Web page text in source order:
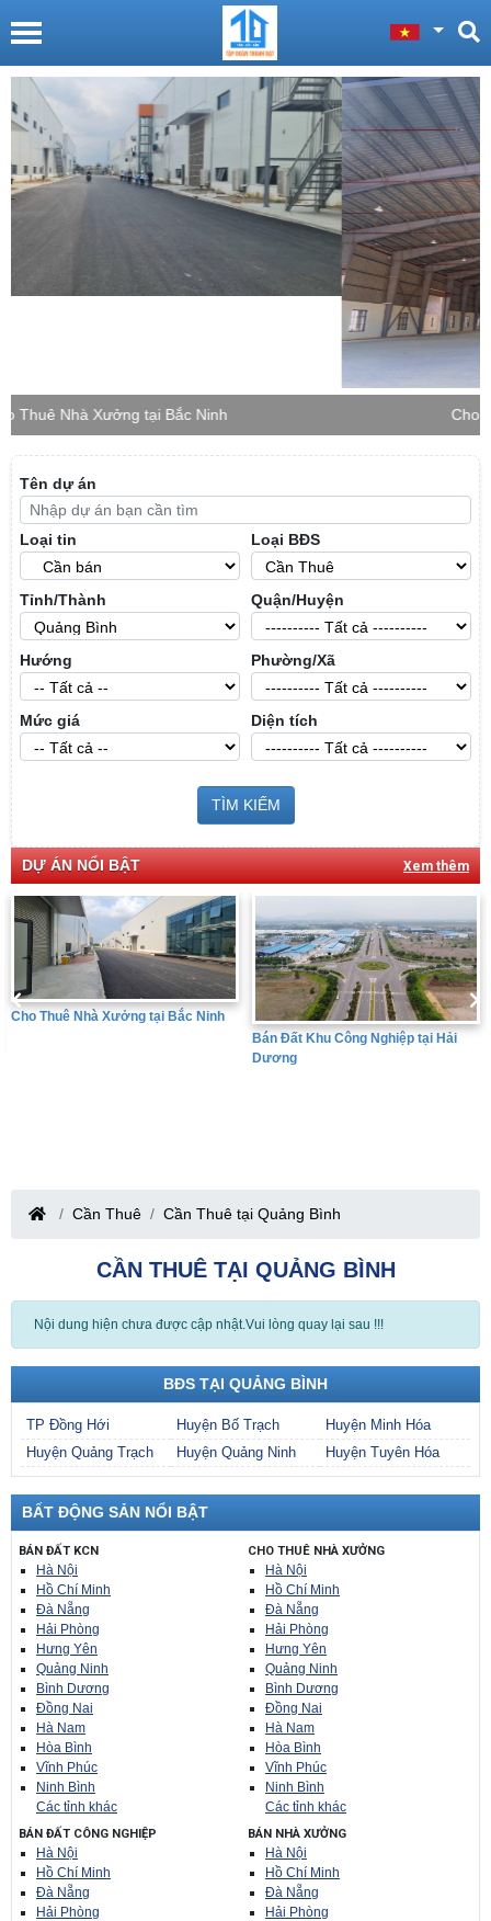
Cho Thuê Nhà Xưởng tại Bắc Giang
Tên dự án
Loại tin Loại BĐS
Tỉnh/Thành Quận/Huyện
Hướng Phường/Xã
Mức giá Diện tích
TÌM KIẾM
DỰ ÁN NỔI BẬT Xem thêm
Bán Đất Khu Công Nghiệp tại Hưng
Yên
Cần Thuê Cần Thuê tại Quảng Bình
CẦN THUÊ TẠI QUẢNG BÌNH
Nội dung hiện chưa được cập nhật.Vui lòng quay lại sau !!!
BĐS TẠI QUẢNG BÌNH
TP Đồng Hới Huyện Bố Trạch
Huyện Minh Hóa
Huyện Quảng Trạch
Huyện Quảng Ninh Huyện Tuyên Hóa
BẤT ĐỘNG SẢN NỔI BẬT
BÁN ĐẤT KCN
Hà Nội
Hồ Chí Minh
Đà Nẵng
Hải Phòng
Hưng Yên
Quảng Ninh
Bình Dương
Đồng Nai
Hà Nam
Hòa Bình
Vĩnh Phúc
Ninh Bình
Các tỉnh khác
CHO THUÊ NHÀ XƯỞNG
Hà Nội
Hồ Chí Minh
Đà Nẵng
Hải Phòng
Hưng Yên
Quảng Ninh
Bình Dương
Đồng Nai
Hà Nam
Hòa Bình
Vĩnh Phúc
Ninh Bình
Các tỉnh khác
BÁN ĐẤT CÔNG NGHIỆP
Hà Nội
Hồ Chí Minh
Đà Nẵng
Hải Phòng
BÁN NHÀ XƯỞNG
Hà Nội
Hồ Chí Minh
Đà Nẵng
Hải Phòng